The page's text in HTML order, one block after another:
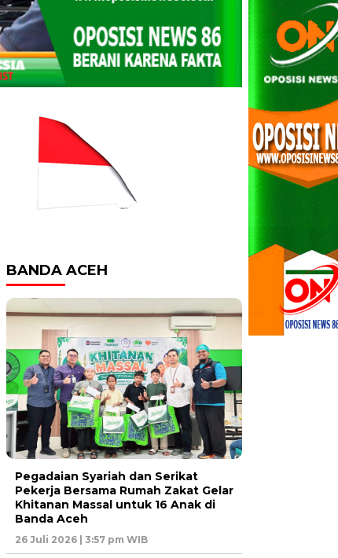
BANDA ACEH
Pegadaian Syariah dan Serikat
Pekerja Bersama Rumah Zakat Gelar
Khitanan Massal untuk 16 Anak di
Banda Aceh
26 Juli 2026 | 3:57 pm WIB